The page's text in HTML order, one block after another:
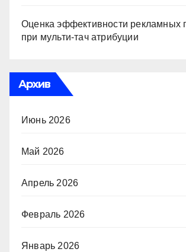
Оценка эффективности рекламных
при мульти-тач атрибуции
Архив
Июнь 2026
Май 2026
Апрель 2026
Февраль 2026
Январь 2026